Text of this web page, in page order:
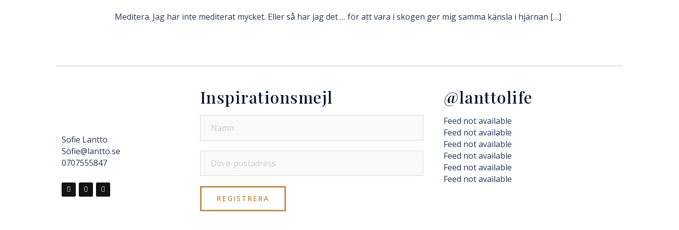
Meditera. Jag har inte mediterat mycket. Eller så har jag det … för att vara i skogen ger mig samma känsla i hjärnan […]
Sofie Lantto
Sofie@lantto.se
0707555847
Inspirationsmejl @lanttolife
Feed not available
Feed not available
Feed not available
Feed not available
Feed not available
Feed not available